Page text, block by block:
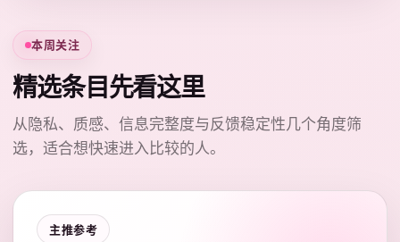
本周关注
精选条目先看这里
从隐私、质感、信息完整度与反馈稳定性几个角度筛
选，适合想快速进入比较的人。
主推参考